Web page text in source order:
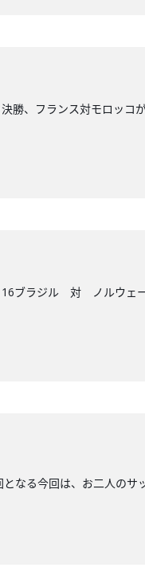
、フランス対モロッコ
ブラジル 対 ノルウェ
なる今回は、お二人のサ